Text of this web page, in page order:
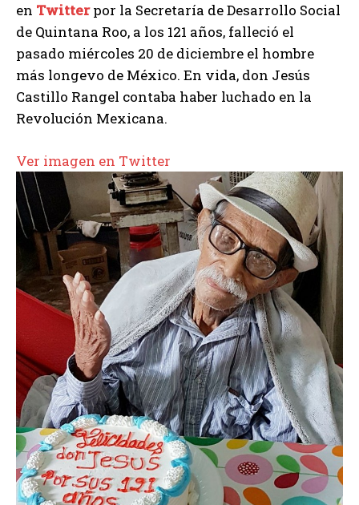
en Twitterpor la Secretaría de Desarrollo Social
de Quintana Roo, a los 121 años, falleció el
pasado miércoles 20 de diciembre el hombre
más longevo de México. En vida, don Jesús
Castillo Rangel contaba haber luchado en la
Revolución Mexicana.
Ver imagen en Twitter